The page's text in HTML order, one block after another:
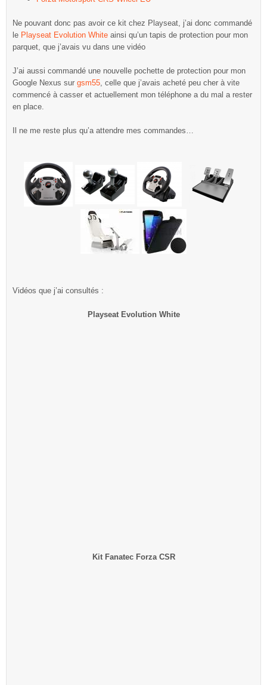
Ne pouvant donc pas avoir ce kit chez Playseat, j’ai donc commandé
le Playseat Evolution White ainsi qu’un tapis de protection pour mon
parquet, que j’avais vu dans une vidéo
J’ai aussi commandé une nouvelle pochette de protection pour mon
Google Nexus sur gsm55, celle que j’avais acheté peu cher à vite
commencé à casser et actuellement mon téléphone a du mal a rester
en place.
Il ne me reste plus qu’a attendre mes commandes…
Vidéos que j’ai consultés :
Playseat Evolution White
Kit Fanatec Forza CSR